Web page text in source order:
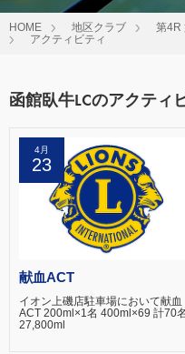
HOME 地区クラブ 第4R
アクティビティ
函館臥牛LCのアクティ
4月
23
献血ACT
イオン上磯店駐車場において献血
ACT 200ml×1名 400ml×69 計70名
27,800ml